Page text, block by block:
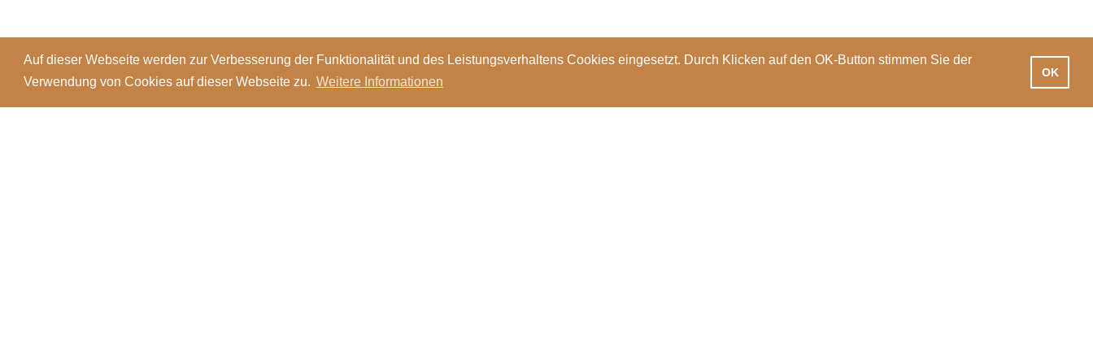
Auf dieser Webseite werden zur Verbesserung der Funktionalität und des Leistungsverhaltens Cookies eingesetzt. Durch Klicken auf den OK-Button stimmen Sie der
Verwendung von Cookies auf dieser Webseite zu. Weitere Informationen
OK